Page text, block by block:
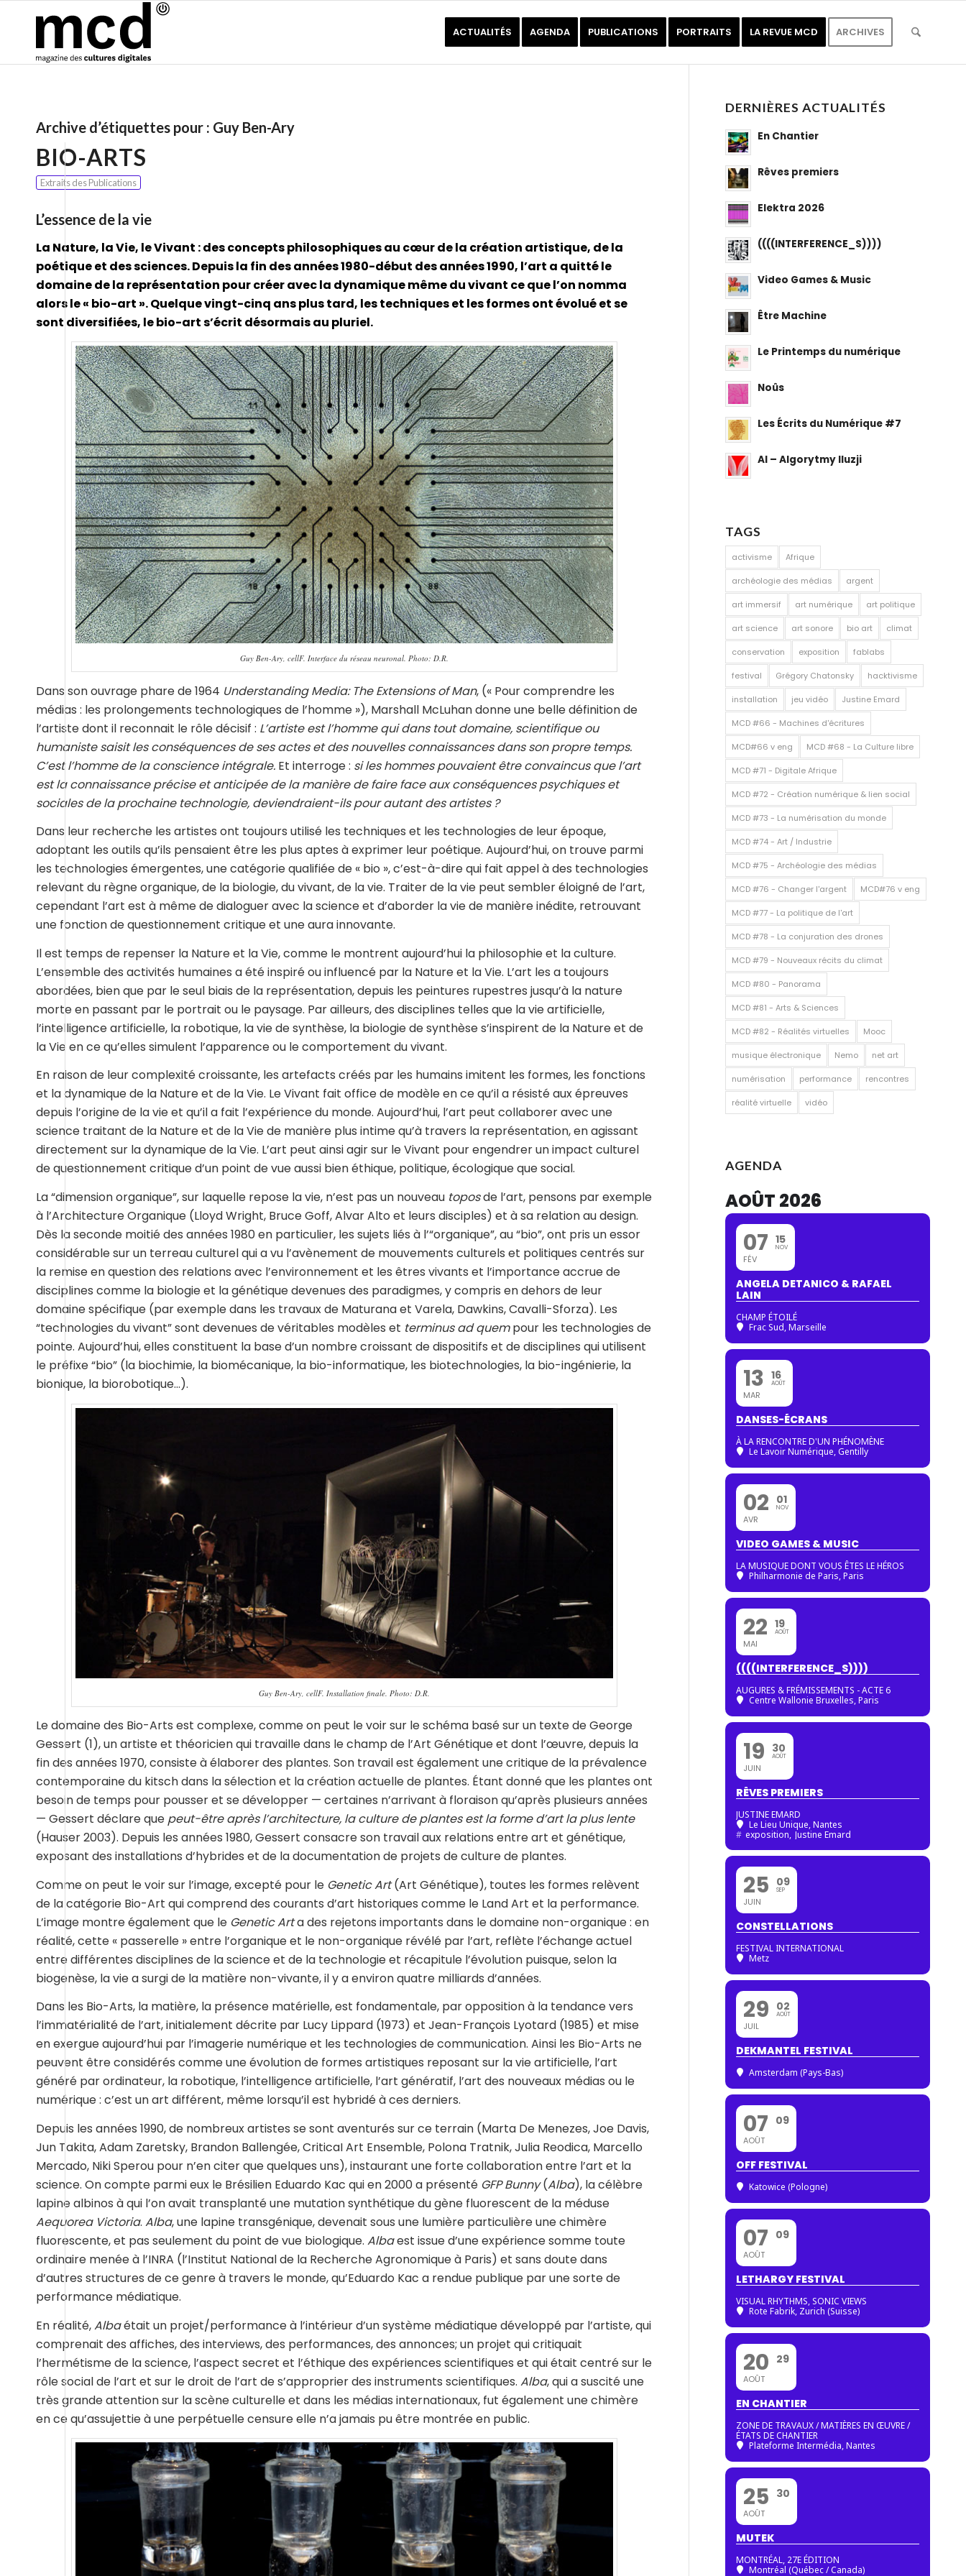
ACTUALITÉS AGENDA PUBLICATIONS PORTRAITS LA REVUE MCD ARCHIVES
Archive d’étiquettes pour : Guy Ben-Ary
BIO-ARTS
Extraits des Publications
L’essence de la vie
La Nature, la Vie, le Vivant : des concepts philosophiques au cœur de la création artistique, de la
poétique et des sciences. Depuis la fin des années 1980-début des années 1990, l’art a quitté le
domaine de la représentation pour créer avec la dynamique même du vivant ce que l’on nomma
alors le « bio-art ». Quelque vingt-cinq ans plus tard, les techniques et les formes ont évolué et se
sont diversifiées, le bio-art s’écrit désormais au pluriel.
Guy Ben-Ary, cellF. Interface du réseau neuronal. Photo: D.R.
Dans son ouvrage phare de 1964 Understanding Media: The Extensions of Man, (« Pour comprendre les
médias : les prolongements technologiques de l’homme »), Marshall McLuhan donne une belle définition de
l’artiste dont il reconnait le rôle décisif : L’artiste est l’homme qui dans tout domaine, scientifique ou
humaniste saisit les conséquences de ses actes et des nouvelles connaissances dans son propre temps.
C’est l’homme de la conscience intégrale. Et interroge : si les hommes pouvaient être convaincus que l’art
est la connaissance précise et anticipée de la manière de faire face aux conséquences psychiques et
sociales de la prochaine technologie, deviendraient-ils pour autant des artistes ?
Dans leur recherche les artistes ont toujours utilisé les techniques et les technologies de leur époque,
adoptant les outils qu’ils pensaient être les plus aptes à exprimer leur poétique. Aujourd’hui, on trouve parmi
les technologies émergentes, une catégorie qualifiée de « bio », c’est-à-dire qui fait appel à des technologies
relevant du règne organique, de la biologie, du vivant, de la vie. Traiter de la vie peut sembler éloigné de l’art,
cependant l’art est à même de dialoguer avec la science et d’aborder la vie de manière inédite, retrouvant
une fonction de questionnement critique et une aura innovante.
Il est temps de repenser la Nature et la Vie, comme le montrent aujourd’hui la philosophie et la culture.
L’ensemble des activités humaines a été inspiré ou influencé par la Nature et la Vie. L’art les a toujours
abordées, bien que par le seul biais de la représentation, depuis les peintures rupestres jusqu’à la nature
morte en passant par le portrait ou le paysage. Par ailleurs, des disciplines telles que la vie artificielle,
l’intelligence artificielle, la robotique, la vie de synthèse, la biologie de synthèse s’inspirent de la Nature et de
la Vie en ce qu’elles simulent l’apparence ou le comportement du vivant.
En raison de leur complexité croissante, les artefacts créés par les humains imitent les formes, les fonctions
et la dynamique de la Nature et de la Vie. Le Vivant fait office de modèle en ce qu’il a résisté aux épreuves
depuis l’origine de la vie et qu’il a fait l’expérience du monde. Aujourd’hui, l’art peut collaborer avec une
science traitant de la Nature et de la Vie de manière plus intime qu’à travers la représentation, en agissant
directement sur la dynamique de la Vie. L’art peut ainsi agir sur le Vivant pour engendrer un impact culturel
de questionnement critique d’un point de vue aussi bien éthique, politique, écologique que social.
La “dimension organique”, sur laquelle repose la vie, n’est pas un nouveau toposde l’art, pensons par exemple
à l’Architecture Organique (Lloyd Wright, Bruce Goff, Alvar Alto et leurs disciples) et à sa relation au design.
Dès la seconde moitié des années 1980 en particulier, les sujets liés à l’“organique”, au “bio”, ont pris un essor
considérable sur un terreau culturel qui a vu l’avènement de mouvements culturels et politiques centrés sur
la remise en question des relations avec l’environnement et les êtres vivants et l’importance accrue de
disciplines comme la biologie et la génétique devenues des paradigmes, y compris en dehors de leur
domaine spécifique (par exemple dans les travaux de Maturana et Varela, Dawkins, Cavalli-Sforza). Les
“technologies du vivant” sont devenues de véritables modèles et terminus ad quempour les technologies de
pointe. Aujourd’hui, elles constituent la base d’un nombre croissant de dispositifs et de disciplines qui utilisent
le préfixe “bio” (la biochimie, la biomécanique, la bio-informatique, les biotechnologies, la bio-ingénierie, la
bionique, la biorobotique…).
Guy Ben-Ary, cellF. Installation finale. Photo: D.R.
Le domaine des Bio-Arts est complexe, comme on peut le voir sur le schéma basé sur un texte de George
Gessert (1), un artiste et théoricien qui travaille dans le champ de l’Art Génétique et dont l’œuvre, depuis la
fin des années 1970, consiste à élaborer des plantes. Son travail est également une critique de la prévalence
contemporaine du kitsch dans la sélection et la création actuelle de plantes. Étant donné que les plantes ont
besoin de temps pour pousser et se développer — certaines n’arrivant à floraison qu’après plusieurs années
— Gessert déclare que peut-être après l’architecture, la culture de plantes est la forme d’art la plus lente
(Hauser 2003). Depuis les années 1980, Gessert consacre son travail aux relations entre art et génétique,
exposant des installations d’hybrides et de la documentation de projets de culture de plantes.
Comme on peut le voir sur l’image, excepté pour le Genetic Art(Art Génétique), toutes les formes relèvent
de la catégorie Bio-Art qui comprend des courants d’art historiques comme le Land Art et la performance.
L’image montre également que le Genetic Arta des rejetons importants dans le domaine non-organique : en
réalité, cette « passerelle » entre l’organique et le non-organique révélé par l’art, reflète l’échange actuel
entre différentes disciplines de la science et de la technologie et récapitule l’évolution puisque, selon la
biogenèse, la vie a surgi de la matière non-vivante, il y a environ quatre milliards d’années.
Dans les Bio-Arts, la matière, la présence matérielle, est fondamentale, par opposition à la tendance vers
l’immatérialité de l’art, initialement décrite par Lucy Lippard (1973) et Jean-François Lyotard (1985) et mise
en exergue aujourd’hui par l’imagerie numérique et les technologies de communication. Ainsi les Bio-Arts ne
peuvent être considérés comme une évolution de formes artistiques reposant sur la vie artificielle, l’art
généré par ordinateur, la robotique, l’intelligence artificielle, l’art génératif, l’art des nouveaux médias ou le
numérique : c’est un art différent, même lorsqu’il est hybridé à ces derniers.
Depuis les années 1990, de nombreux artistes se sont aventurés sur ce terrain (Marta De Menezes, Joe Davis,
Jun Takita, Adam Zaretsky, Brandon Ballengée, CriticaI Art Ensemble, Polona Tratnik, Julia Reodica, Marcello
Mercado, Niki Sperou pour n’en citer que quelques uns), instaurant une forte collaboration entre l’art et la
science. On compte parmi eux le Brésilien Eduardo Kac qui en 2000 a présenté GFP Bunny(Alba), la célèbre
lapine albinos à qui l’on avait transplanté une mutation synthétique du gène fluorescent de la méduse
Aequorea Victoria. Alba, une lapine transgénique, devenait sous une lumière particulière une chimère
fluorescente, et pas seulement du point de vue biologique. Albaest issue d’une expérience somme toute
ordinaire menée à l’INRA (l’Institut National de la Recherche Agronomique à Paris) et sans doute dans
d’autres structures de ce genre à travers le monde, qu’Eduardo Kac a rendue publique par une sorte de
performance médiatique.
En réalité,Albaétait un projet/performance à l’intérieur d’un système médiatique développé par l’artiste, qui
comprenait des affiches, des interviews, des performances, des annonces; un projet qui critiquait
l’hermétisme de la science, l’aspect secret et l’éthique des expériences scientifiques et qui était centré sur le
rôle social de l’art et sur le droit de l’art de s’approprier des instruments scientifiques. Alba, qui a suscité une
très grande attention sur la scène culturelle et dans les médias internationaux, fut également une chimère
en ce qu’assujettie à une perpétuelle censure elle n’a jamais pu être montrée en public.
DERNIÈRES ACTUALITÉS
En Chantier
Rêves premiers
Elektra 2026
((((INTERFERENCE_S))))
Video Games & Music
Être Machine
Le Printemps du numérique
Noûs
Les Écrits du Numérique #7
AI – Algorytmy Iluzji
TAGS
activisme Afrique
archéologie des médias argent
art immersif art numérique art politique
art science art sonore bio art climat
conservation exposition fablabs
festival Grégory Chatonsky hacktivisme
installation jeu vidéo Justine Emard
MCD #66 - Machines d'écritures
MCD#66 v eng MCD #68 - La Culture libre
MCD #71 - Digitale Afrique
MCD #72 - Création numérique & lien social
MCD #73 - La numérisation du monde
MCD #74 - Art / Industrie
MCD #75 - Archéologie des médias
MCD #76 - Changer l'argent MCD#76 v eng
MCD #77 - La politique de l'art
MCD #78 - La conjuration des drones
MCD #79 - Nouveaux récits du climat
MCD #80 - Panorama
MCD #81 - Arts & Sciences
MCD #82 - Réalités virtuelles Mooc
musique électronique Nemo net art
numérisation performance rencontres
réalité virtuelle vidéo
AGENDA
AOÛT 2026
07
FÉV
15
NOV
ANGELA DETANICO & RAFAEL
LAIN
CHAMP ÉTOILÉ
Frac Sud, Marseille
13
MAR
16
AOÛT
DANSES-ÉCRANS
À LA RENCONTRE D'UN PHÉNOMÈNE
Le Lavoir Numérique, Gentilly
02
AVR
01
NOV
VIDEO GAMES & MUSIC
LA MUSIQUE DONT VOUS ÊTES LE HÉROS
Philharmonie de Paris, Paris
22
MAI
19
AOÛT
((((INTERFERENCE_S))))
AUGURES & FRÉMISSEMENTS - ACTE 6
Centre Wallonie Bruxelles, Paris
19
JUIN
30
AOÛT
RÊVES PREMIERS
JUSTINE EMARD
Le Lieu Unique, Nantes
# exposition, Justine Emard
25
JUIN
09
SEP
CONSTELLATIONS
FESTIVAL INTERNATIONAL
Metz
29
JUIL
02
AOÛT
DEKMANTEL FESTIVAL
Amsterdam (Pays-Bas)
07
AOÛT
09
OFF FESTIVAL
Katowice (Pologne)
07
AOÛT
09
LETHARGY FESTIVAL
VISUAL RHYTHMS, SONIC VIEWS
Rote Fabrik, Zurich (Suisse)
20
AOÛT
29
EN CHANTIER
ZONE DE TRAVAUX / MATIÈRES EN ŒUVRE /
ÉTATS DE CHANTIER
Plateforme Intermédia, Nantes
25
AOÛT
30
MUTEK
MONTRÉAL, 27E ÉDITION
Montréal (Québec / Canada)